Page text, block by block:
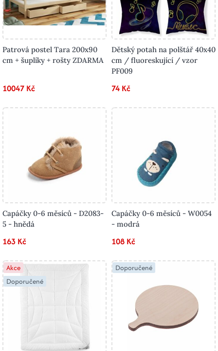
Patrová postel Tara 200x90
cm + šuplíky + rošty ZDARMA
10047 Kč
Dětský potah na polštář 40x40
cm / fluoreskující / vzor
PF009
74 Kč
Capáčky 0-6 měsíců - D2083-
5 - hnědá
163 Kč
Capáčky 0-6 měsíců - W0054
- modrá
108 Kč
Akce
Doporučené
Doporučené